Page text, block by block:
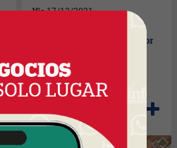
Vie17/12/2021
Reportes ESG, perspectiva
del inversor y rol del auditor